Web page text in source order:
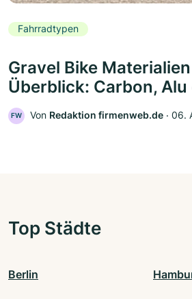
Fahrradtypen
Gravel Bike
Überblick: Carbon, Alu
FW Von Redaktion firmenweb.de ‧ 06.
Top Städte
Berlin